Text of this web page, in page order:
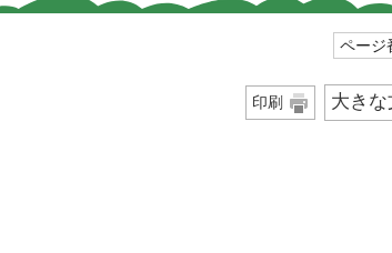
ページ
印刷 大きな